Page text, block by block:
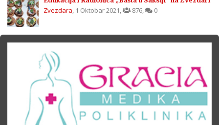
Zvezdara, 1 Oktobar 2021, 876, 0